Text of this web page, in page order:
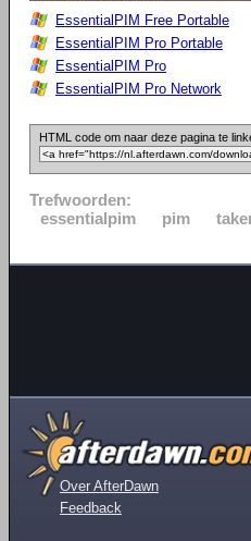
EssentialPIM Free Portable
EssentialPIM Pro Portable
EssentialPIM Pro
EssentialPIM Pro Network
HTML code om naar deze pagina te
Trefwoorden:
essentialpim
pim
Over AfterDawn
Feedback